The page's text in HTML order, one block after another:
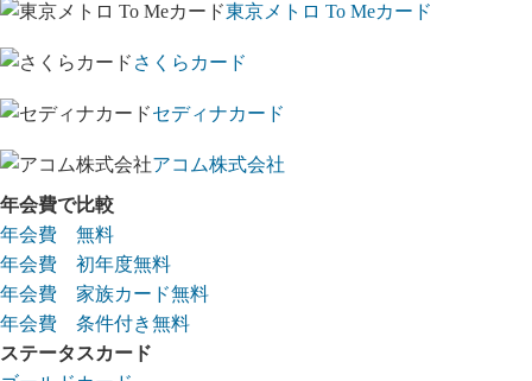
東京メトロ To Meカード
さくらカード
セディナカード
アコム株式会社
年会費で比較
年会費 無料
年会費 初年度無料
年会費 家族カード無料
年会費 条件付き無料
ステータスカード